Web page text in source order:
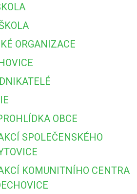
ORGANIZACE
OBCE
SPOLEČENSKÉHO
KOMUNITNÍHO CENTRA